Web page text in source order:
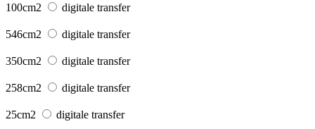
100cm2 digitale transfer
546cm2 digitale transfer
350cm2 digitale transfer
258cm2 digitale transfer
25cm2 digitale transfer